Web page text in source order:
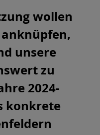
wollen
unsere
zu
2024-
konkrete